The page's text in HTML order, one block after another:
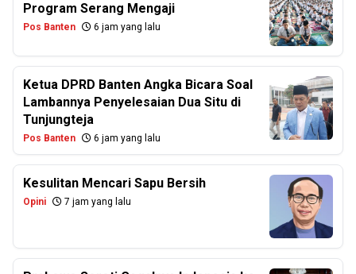
Program Serang Mengaji
Pos Banten 6 jam yang lalu
Ketua DPRD Banten Angka Bicara Soal
Lambannya Penyelesaian Dua Situ di
Tunjungteja
Pos Banten 6 jam yang lalu
Kesulitan Mencari Sapu Bersih
Opini 7 jam yang lalu